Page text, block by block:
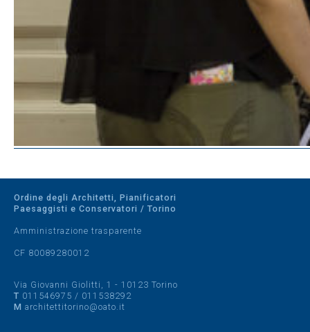
Ordine degli Architetti, Pianificatori
Paesaggisti e Conservatori / Torino
Amministrazione trasparente
CF 80089280012
Via Giovanni Giolitti, 1 - 10123 Torino
T 011546975 / 011538292
M architettitorino@oato.it